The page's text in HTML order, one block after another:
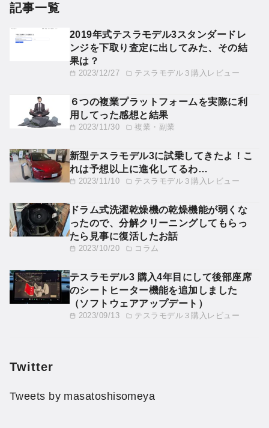
記事一覧
2023/12/27 テスラモデル３購入レビュー
2019年式テスラモデル3スタンダードレ
ンジを下取り査定に出してみた、その結
果は？
2023/11/30 複業・副業
６つの複業プラットフォームを実際に利
用してった感想と結果
2023/11/10 テスラモデル３購入レビュー
新型テスラモデル3に試乗してきたよ！こ
れは予想以上に進化してるわ…
2023/10/20 コラム
ドラム式洗濯乾燥機の乾燥機能が弱くな
ったので、分解クリーニングしてもらっ
たら見事に復活したお話
2023/09/13 テスラモデル３購入レビュー
テスラモデル3 購入4年目にして後部座席
のシートヒーター機能を追加しました
（ソフトウェアアップデート）
Twitter
Tweets by masatoshisomeya